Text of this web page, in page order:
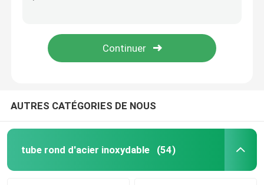
Tuyau d'acier inoxydable sans couture
AUTRES CATÉGORIES DE NOUS
tube rond d'acier inoxydable (54)